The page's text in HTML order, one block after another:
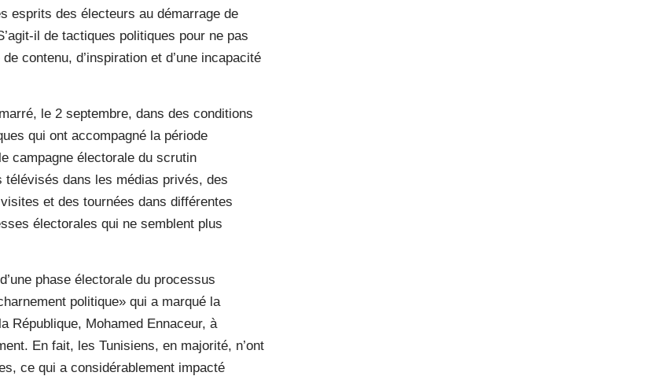
esprits des électeurs au démarrage de
il de tactiques politiques pour ne pas
contenu, d’inspiration et d’une incapacité
le 2 septembre, dans des conditions
qui ont accompagné la période
campagne électorale du scrutin
dans les médias privés, des
et des tournées dans différentes
électorales qui ne semblent plus
phase électorale du processus
politique» qui a marqué la
République, Mohamed Ennaceur, à
En fait, les Tunisiens, en majorité, n’ont
ce qui a considérablement impacté